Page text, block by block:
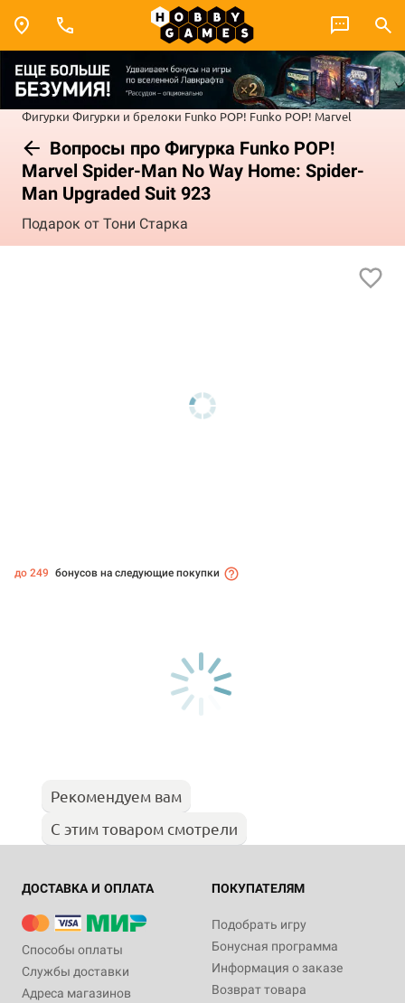
Фигурки Фигурки и брелоки Funko POP! Funko POP! Marvel
Вопросы про Фигурка Funko POP!
Marvel Spider-Man No Way Home: Spider-
Man Upgraded Suit 923
Подарок от Тони Старка
до 249 бонусов на следующие покупки
Рекомендуем вам
С этим товаром смотрели
ДОСТАВКА И ОПЛАТА
Способы оплаты
Службы доставки
Адреса магазинов
ПОКУПАТЕЛЯМ
Подобрать игру
Бонусная программа
Информация о заказе
Возврат товара